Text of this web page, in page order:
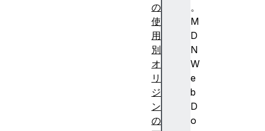
。
M
D
N
W
e
b
D
o
の
使
用
別
オ
リ
ジ
ン
の